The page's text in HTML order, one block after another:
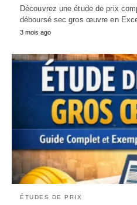
Découvrez une étude de prix
déboursé sec gros œuvre en
3 mois ago
ÉTUDES DE PRIX